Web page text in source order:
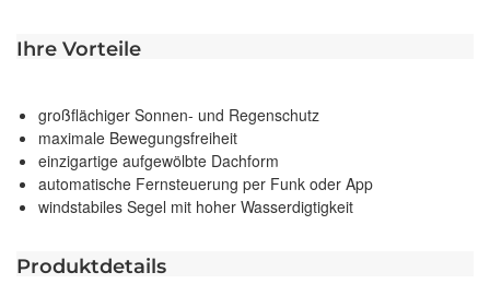
Ihre Vorteile
großflächiger Sonnen- und Regenschutz
maximale Bewegungsfreiheit
einzigartige aufgewölbte Dachform
automatische Fernsteuerung per Funk oder App
windstabiles Segel mit hoher Wasserdigtigkeit
Produktdetails